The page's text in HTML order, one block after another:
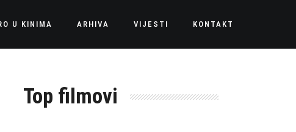
U KINIMA ARHIVA VIJESTI KONTAKT
Top filmovi